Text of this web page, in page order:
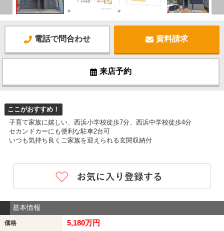
電話で問合わせ 資料請求
来店予約
ここがおすすめ！
子育て家族に嬉しい、西浜小学校徒歩7分、西浜中学校徒歩4分
セカンドカーにも便利な駐車2台可
いつも気持ち良くご家族を迎えられる玄関収納付
基本情報
価格 5,180万円